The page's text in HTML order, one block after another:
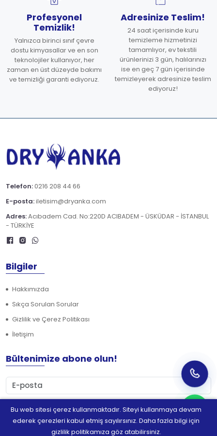
Bu web sitesi çerez kullanmaktadır. Siteyi kullanmaya devam
ederek çerezleri kabul etmiş sayılırsınız. Daha fazla bilgi için
gizlilik politikamıza göz atabilirsiniz.
Profesyonel
Temizlik!
Yalnızca birinci sınıf çevre
dostu kimyasallar ve en son
teknolojiler kullanıyor, her
zaman en üst düzeyde bakımı
ve temizliği garanti ediyoruz.
Adresinize Teslim!
24 saat içerisinde kuru
temizleme hizmetinizi
tamamlıyor, ev tekstili
ürünlerinizi 3 gün, halılarınızı
ise en geç 7 gün içerisinde
temizleyerek adresinize teslim
ediyoruz!
Telefon:0216 208 44 66
E-posta:iletisim@dryanka.com
Adres:Acıbadem Cad. No:220D ACIBADEM - ÜSKÜDAR - İSTANBUL
- TÜRKİYE
Bilgiler
Hakkımızda
Sıkça Sorulan Sorular
Gizlilik ve Çerez Politikası
İletişim
Bültenimize abone olun!
Abone Ol